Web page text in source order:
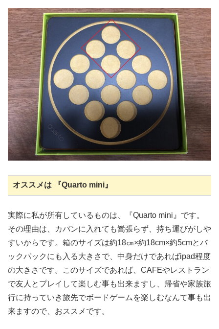
オススメは 『Quarto mini』
実際に私が所有しているものは、『Quarto mini』です。
その理由は、カバンに入れても嵩張らず、持ち運びがしや
すいからです。箱のサイズは約18㎝×約18cm×約5cmとバ
ックパックにも入る大きさで、中身だけであればipad程度
の大きさです。このサイズであれば、CAFEやレストラン
で友人とプレイして楽しむ事も出来ますし、帰省や家族旅
行に持っていき旅先でボードゲームを楽しむなんて事も出
来ますので、おススメです。